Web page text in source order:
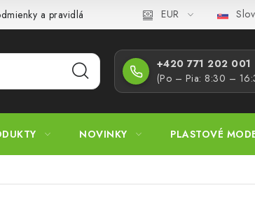
a pravidlá Zásady ochrany osobných údajov
EUR
+420 771 202 001​
(Po – Pia: 8:30 –
NOVINKY PLASTOVÉ